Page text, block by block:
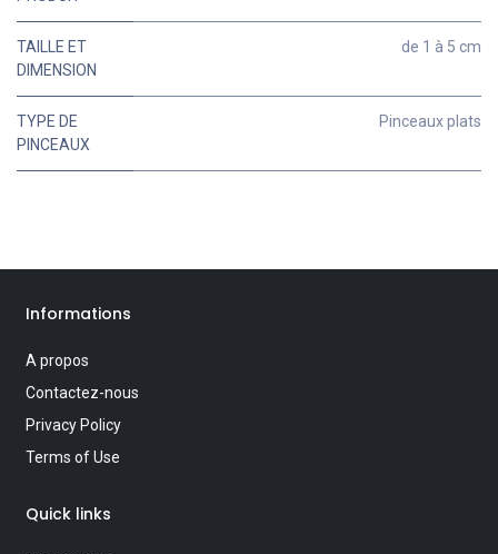
TAILLE ET
DIMENSION
de 1 à 5 cm
TYPE DE
PINCEAUX
Pinceaux plats
Informations
A propos
Contactez-nous
Privacy Policy
Terms of Use
Quick links